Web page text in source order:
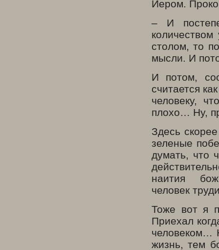
Иером.
– И
столом, то
мысли. И
И потом,
считается
человеку,
плохо… Ну,
Здесь
зеленые
думать, что
наития
человек
Тоже вот я
Приехал
человеком…
жизнь, тем